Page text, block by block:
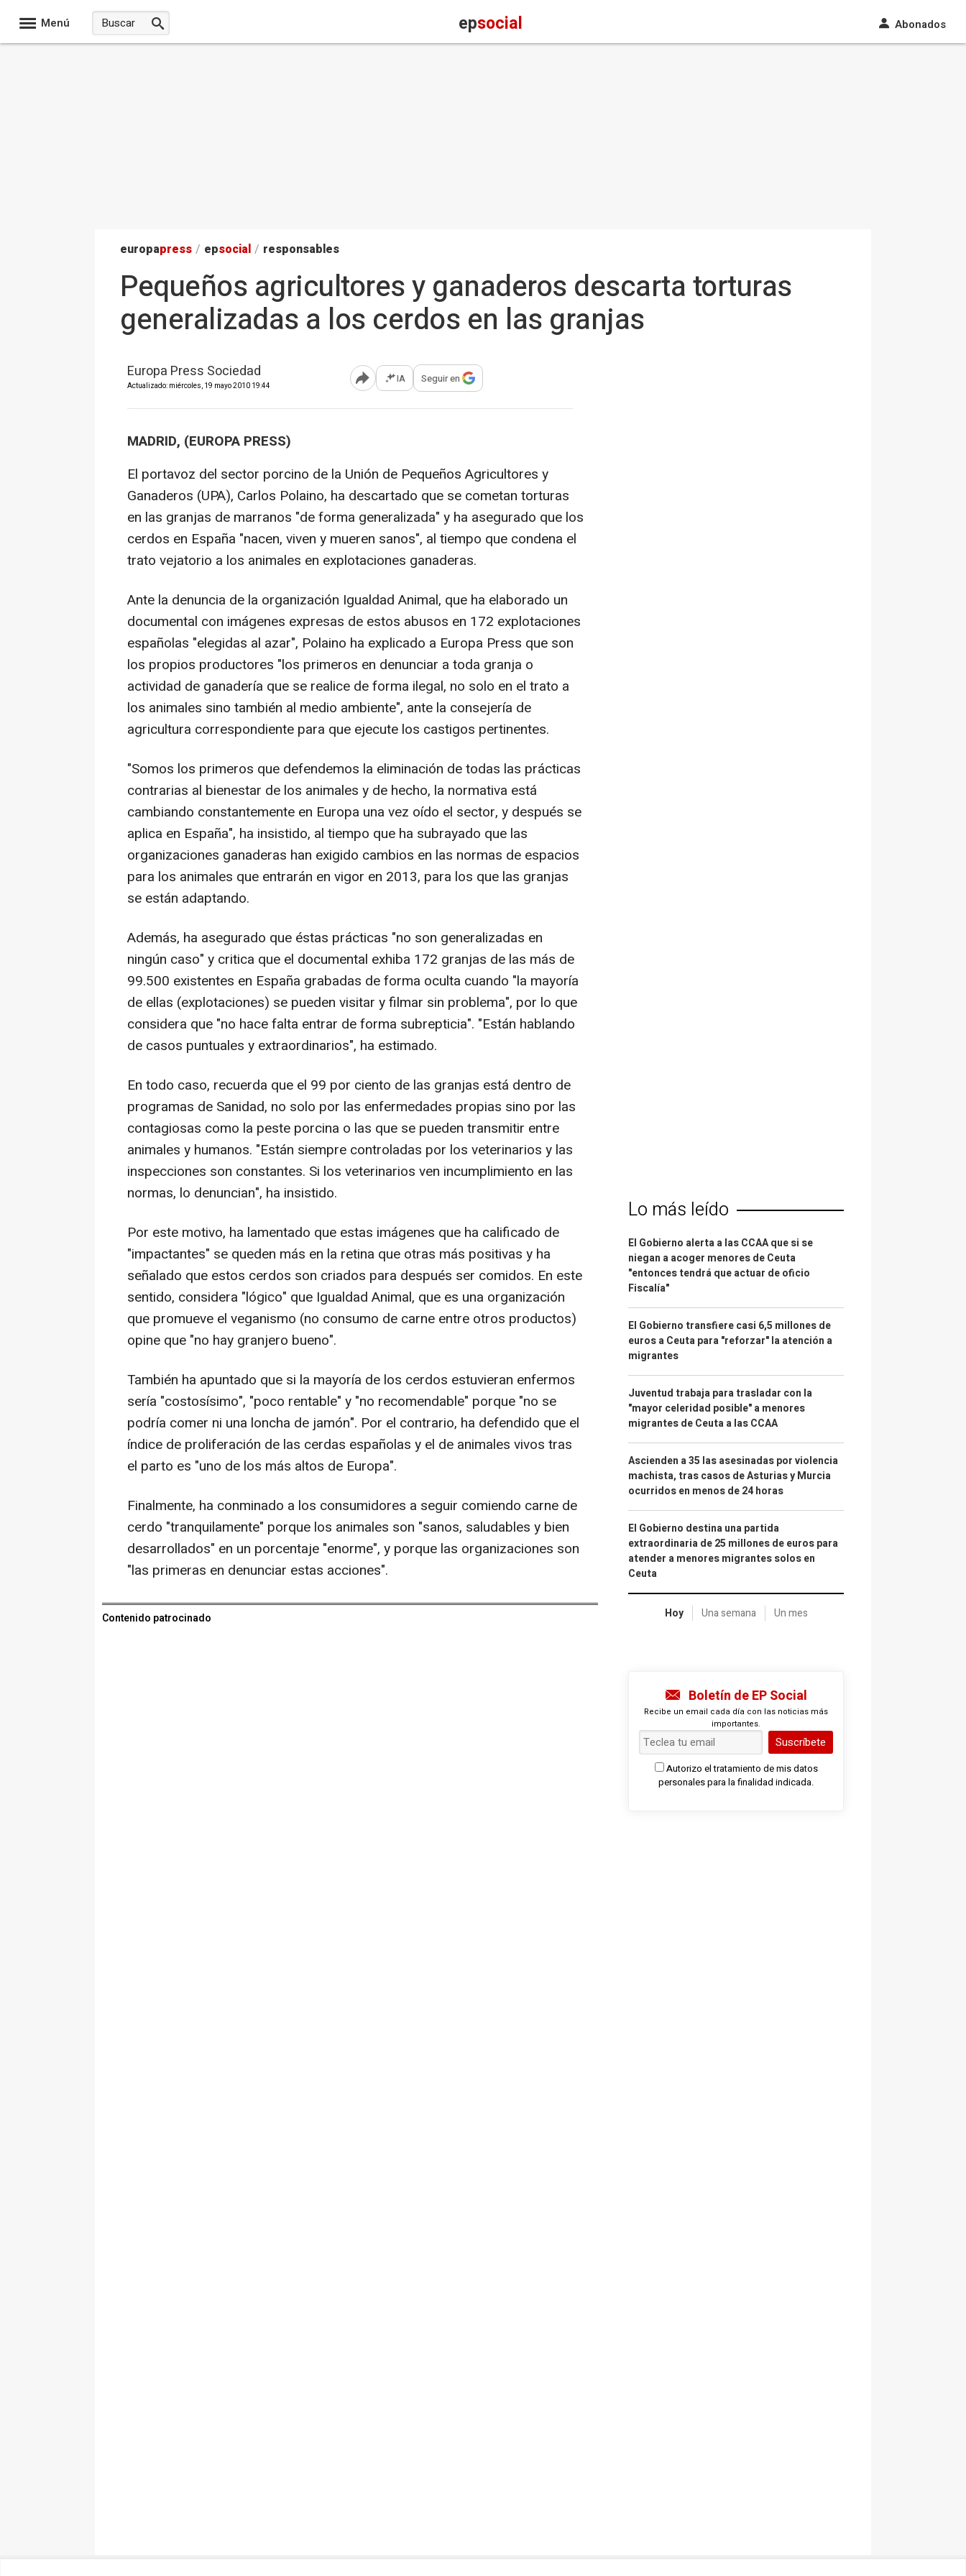
Menú epsocial Abonados
europapress / epsocial / responsables
Pequeños agricultores y ganaderos descarta torturas
generalizadas a los cerdos en las granjas
Europa Press Sociedad
Actualizado: miércoles, 19 mayo 2010 19:44 Abrir opciones para compartir
IA Seguir en
MADRID, (EUROPA PRESS)
El portavoz del sector porcino de la Unión de Pequeños Agricultores y
Ganaderos (UPA), Carlos Polaino, ha descartado que se cometan torturas
en las granjas de marranos "de forma generalizada" y ha asegurado que los
cerdos en España "nacen, viven y mueren sanos", al tiempo que condena el
trato vejatorio a los animales en explotaciones ganaderas.
Ante la denuncia de la organización Igualdad Animal, que ha elaborado un
documental con imágenes expresas de estos abusos en 172 explotaciones
españolas "elegidas al azar", Polaino ha explicado a Europa Press que son
los propios productores "los primeros en denunciar a toda granja o
actividad de ganadería que se realice de forma ilegal, no solo en el trato a
los animales sino también al medio ambiente", ante la consejería de
agricultura correspondiente para que ejecute los castigos pertinentes.
"Somos los primeros que defendemos la eliminación de todas las prácticas
contrarias al bienestar de los animales y de hecho, la normativa está
cambiando constantemente en Europa una vez oído el sector, y después se
aplica en España", ha insistido, al tiempo que ha subrayado que las
organizaciones ganaderas han exigido cambios en las normas de espacios
para los animales que entrarán en vigor en 2013, para los que las granjas
se están adaptando.
Además, ha asegurado que éstas prácticas "no son generalizadas en
ningún caso" y critica que el documental exhiba 172 granjas de las más de
99.500 existentes en España grabadas de forma oculta cuando "la mayoría
de ellas (explotaciones) se pueden visitar y filmar sin problema", por lo que
considera que "no hace falta entrar de forma subrepticia". "Están hablando
de casos puntuales y extraordinarios", ha estimado.
En todo caso, recuerda que el 99 por ciento de las granjas está dentro de
programas de Sanidad, no solo por las enfermedades propias sino por las
contagiosas como la peste porcina o las que se pueden transmitir entre
animales y humanos. "Están siempre controladas por los veterinarios y las
inspecciones son constantes. Si los veterinarios ven incumplimiento en las
normas, lo denuncian", ha insistido.
Por este motivo, ha lamentado que estas imágenes que ha calificado de
"impactantes" se queden más en la retina que otras más positivas y ha
señalado que estos cerdos son criados para después ser comidos. En este
sentido, considera "lógico" que Igualdad Animal, que es una organización
que promueve el veganismo (no consumo de carne entre otros productos)
opine que "no hay granjero bueno".
También ha apuntado que si la mayoría de los cerdos estuvieran enfermos
sería "costosísimo", "poco rentable" y "no recomendable" porque "no se
podría comer ni una loncha de jamón". Por el contrario, ha defendido que el
índice de proliferación de las cerdas españolas y el de animales vivos tras
el parto es "uno de los más altos de Europa".
Finalmente, ha conminado a los consumidores a seguir comiendo carne de
cerdo "tranquilamente" porque los animales son "sanos, saludables y bien
desarrollados" en un porcentaje "enorme", y porque las organizaciones son
"las primeras en denunciar estas acciones".
Contenido patrocinado
Lo más leído
El Gobierno alerta a las CCAA que si se
niegan a acoger menores de Ceuta
"entonces tendrá que actuar de oficio
Fiscalía"
El Gobierno transfiere casi 6,5 millones de
euros a Ceuta para "reforzar" la atención a
migrantes
Juventud trabaja para trasladar con la
"mayor celeridad posible" a menores
migrantes de Ceuta a las CCAA
Ascienden a 35 las asesinadas por violencia
machista, tras casos de Asturias y Murcia
ocurridos en menos de 24 horas
El Gobierno destina una partida
extraordinaria de 25 millones de euros para
atender a menores migrantes solos en
Ceuta
Hoy Una semana Un mes
Boletín de EP Social
Recibe un email cada día con las noticias más
importantes.
Suscríbete
Autorizo el tratamiento de mis datos
personales para la finalidad indicada.